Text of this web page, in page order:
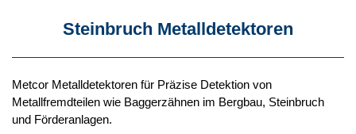
Steinbruch Metalldetektoren
Metcor Metalldetektoren für Präzise Detektion von
Metallfremdteilen wie Baggerzähnen im Bergbau, Steinbruch
und Förderanlagen.